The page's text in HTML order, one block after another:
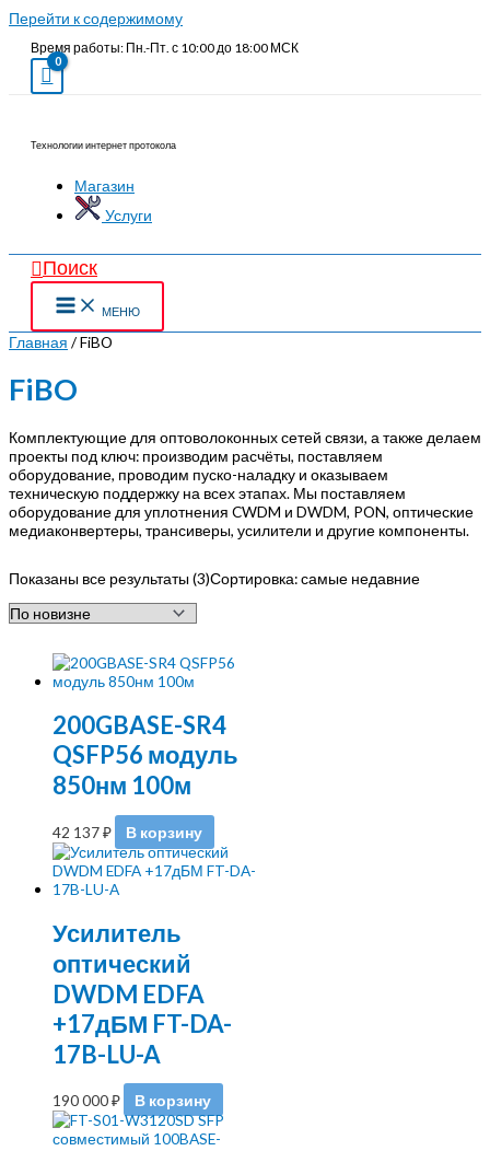
Перейти к содержимому
Время работы: Пн.-Пт. с 10:00 до 18:00 МСК
Технологии интернет протокола
Магазин
Услуги
Поиск
МЕНЮ
Главная / FiBO
FiBO
Комплектующие для оптоволоконных сетей связи, а также делаем
проекты под ключ: производим расчёты, поставляем
оборудование, проводим пуско-наладку и оказываем
техническую поддержку на всех этапах. Мы поставляем
оборудование для уплотнения CWDM и DWDM, PON, оптические
медиаконвертеры, трансиверы, усилители и другие компоненты.
Показаны все результаты (3)Сортировка: самые недавние
200GBASE-SR4
QSFP56 модуль
850нм 100м
42 137₽ В корзину
Усилитель
оптический
DWDM EDFA
+17дБМ FT-DA-
17B-LU-A
190 000₽ В корзину